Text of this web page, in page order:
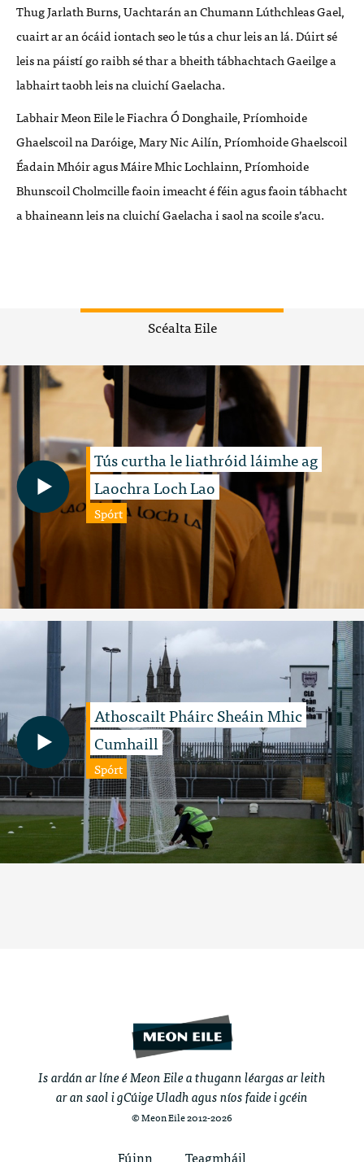
Thug Jarlath Burns, Uachtarán an Chumann Lúthchleas Gael,
cuairt ar an ócáid iontach seo le tús a chur leis an lá. Dúirt sé
leis na páistí go raibh sé thar a bheith tábhachtach Gaeilge a
labhairt taobh leis na cluichí Gaelacha.
Labhair Meon Eile le Fiachra Ó Donghaile, Príomhoide
Ghaelscoil na Daróige, Mary Nic Ailín, Príomhoide Ghaelscoil
Éadain Mhóir agus Máire Mhic Lochlainn, Príomhoide
Bhunscoil Cholmcille faoin imeacht é féin agus faoin tábhacht
a bhaineann leis na cluichí Gaelacha i saol na scoile s’acu.
Scéalta Eile
Tús curtha le liathróid láimhe ag
Laochra Loch Lao
Spórt
Athoscailt Pháirc Sheáin Mhic
Cumhaill
Spórt
Is ardán ar líne é Meon Eile a thugann léargas ar leith
ar an saol i gCúige Uladh agus níos faide i gcéin
© Meon Eile 2012-2026
Fúinn Teagmháil